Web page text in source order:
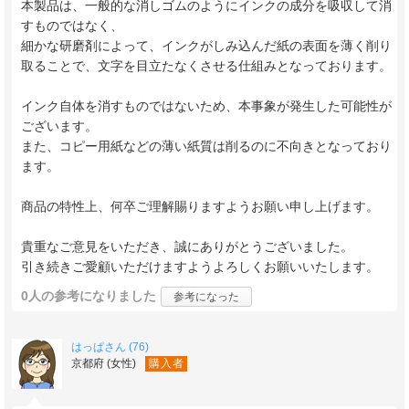
本製品は、一般的な消しゴムのようにインクの成分を吸収して消
すものではなく、
細かな研磨剤によって、インクがしみ込んだ紙の表面を薄く削り
取ることで、文字を目立たなくさせる仕組みとなっております。
インク自体を消すものではないため、本事象が発生した可能性が
ございます。
また、コピー用紙などの薄い紙質は削るのに不向きとなっており
ます。
商品の特性上、何卒ご理解賜りますようお願い申し上げます。
貴重なご意見をいただき、誠にありがとうございました。
引き続きご愛顧いただけますようよろしくお願いいたします。
0人の参考になりました 参考になった
はっぱさん (76)
京都府 (女性)
購入者